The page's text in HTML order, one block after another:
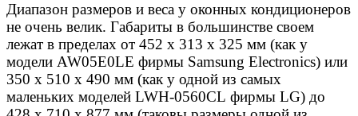
Диапазон размеров и веса у оконных кондиционеров
не очень велик. Габариты в большинстве своем
лежат в пределах от 452 х 313 х 325 мм (как у
модели AW05E0LE фирмы Samsung Electronics) или
350 х 510 х 490 мм (как у одной из самых
маленьких моделей LWH-0560CL фирмы LG) до